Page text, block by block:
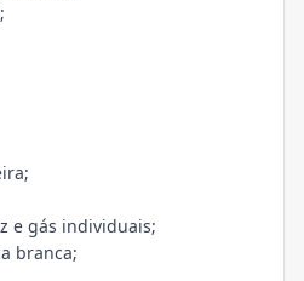
e gás individuais;
branca;